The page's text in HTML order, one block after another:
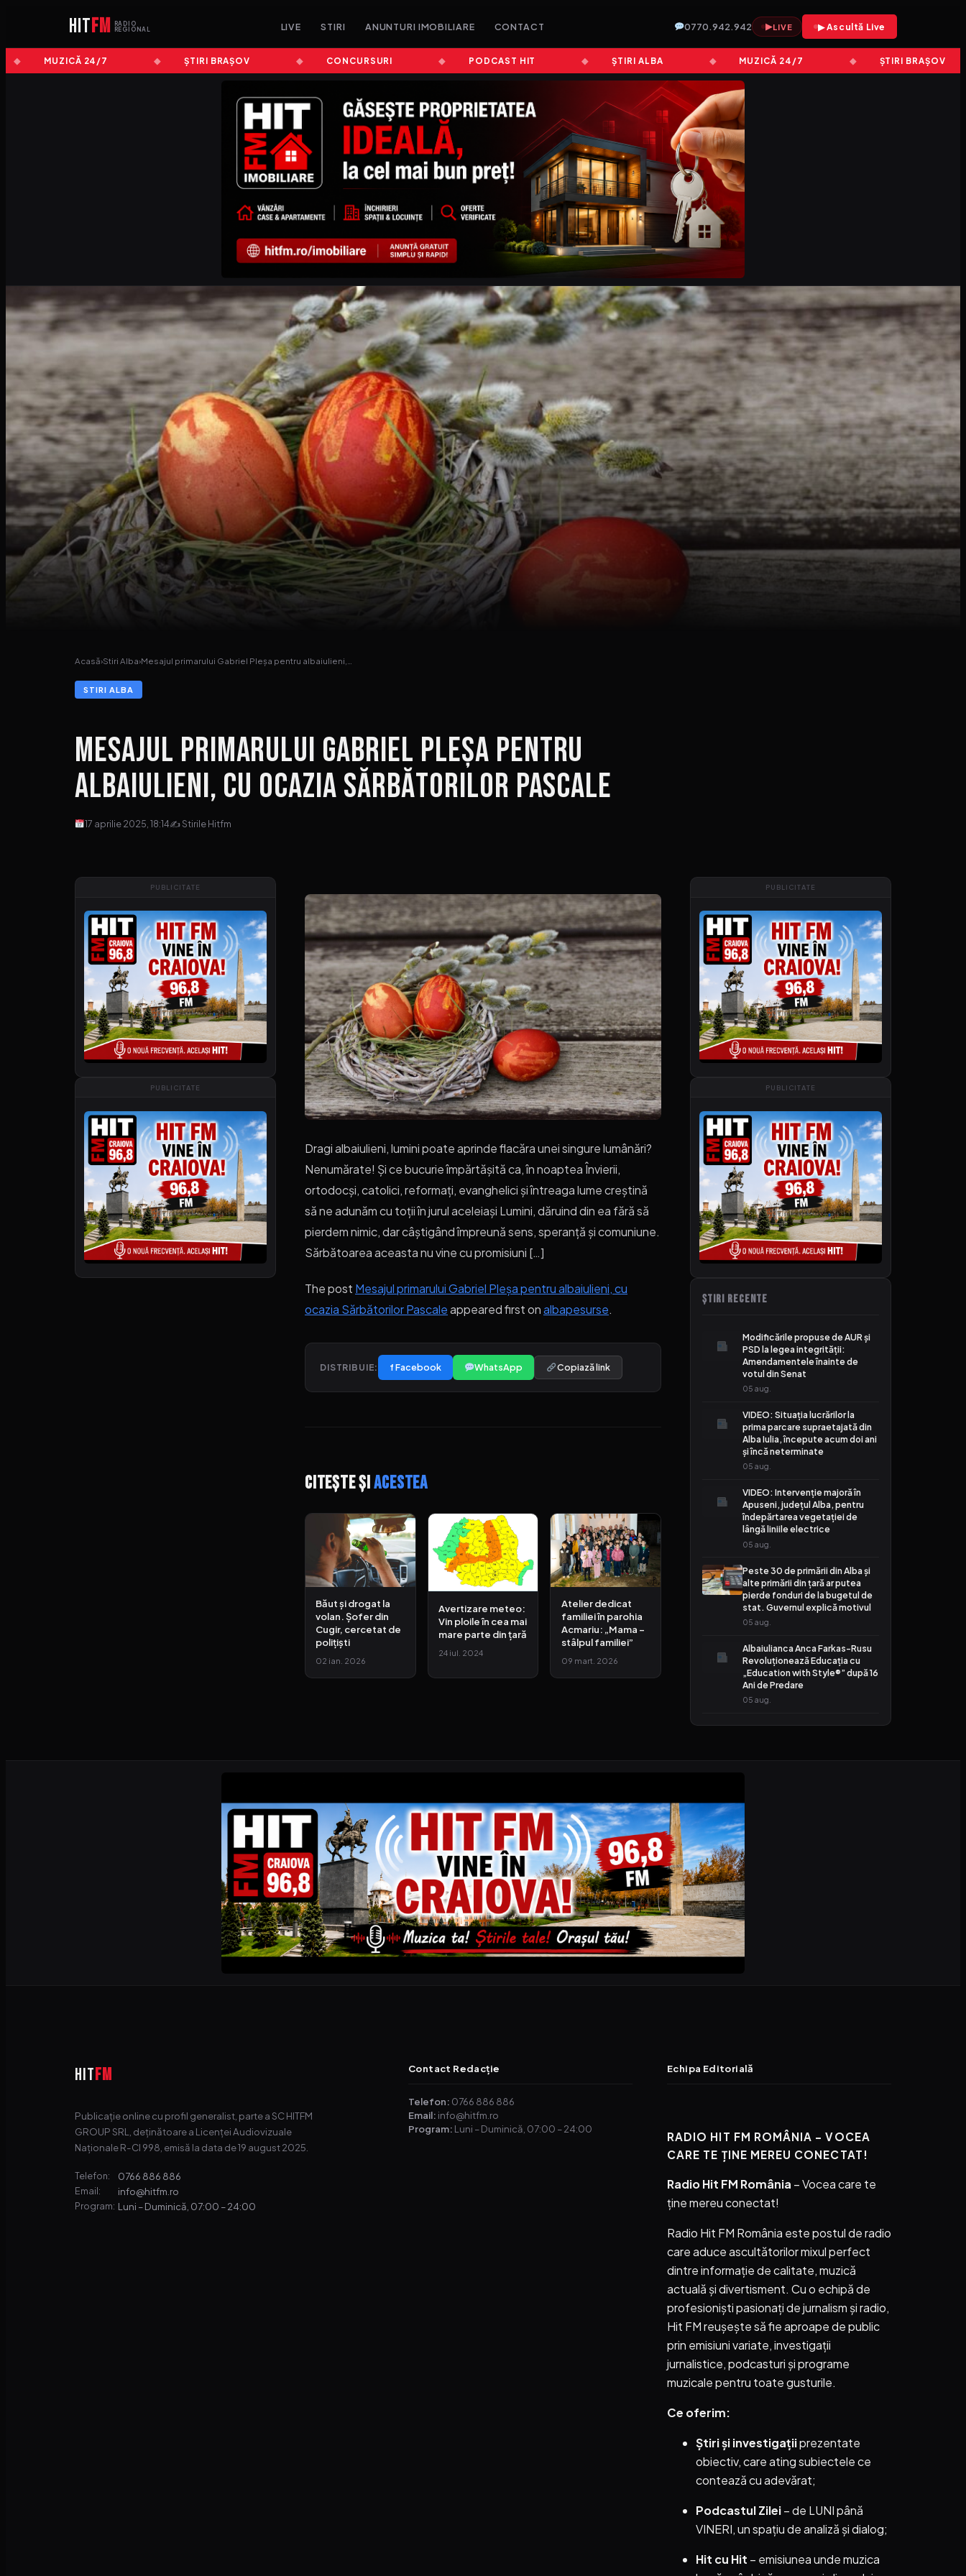
HITFM
RADIO
REGIONAL
LIVE STIRI ANUNTURI IMOBILIARE CONTACT 0770.942.942 ▶LIVE ▶ Ascultă Live
MUZICĂ 24/7 ȘTIRI BRAȘOV CONCURSURI PODCAST HIT ȘTIRI ALBA MUZICĂ 24/7 ȘTIRI BRAȘOV
Acasă›Stiri Alba›Mesajul primarului Gabriel Pleșa pentru albaiulieni,…
STIRI ALBA
Mesajul primarului Gabriel Pleșa pentru
albaiulieni, cu ocazia Sărbătorilor Pascale
17 aprilie 2025, 18:14✍ Stirile Hitfm
PUBLICITATE
PUBLICITATE
Dragi albaiulieni, lumini poate aprinde flacăra unei singure lumânări?
Nenumărate! Și ce bucurie împărtășită ca, în noaptea Învierii,
ortodocși, catolici, reformați, evanghelici și întreaga lume creștină
să ne adunăm cu toții în jurul aceleiași Lumini, dăruind din ea fără să
pierdem nimic, dar câștigând împreună sens, speranță și comuniune.
Sărbătoarea aceasta nu vine cu promisiuni […]
The post Mesajul primarului Gabriel Pleșa pentru albaiulieni, cu
ocazia Sărbătorilor Pascaleappeared first onalbapesurse.
DISTRIBUIE: f Facebook WhatsApp Copiază link
Citește șiacestea
Băut și drogat la
volan. Șofer din
Cugir, cercetat de
polițiști
02 ian. 2026
Avertizare meteo:
Vin ploile în cea mai
mare parte din țară
24 iul. 2024
Atelier dedicat
familiei în parohia
Acmariu: „Mama –
stâlpul familiei”
09 mart. 2026
PUBLICITATE
PUBLICITATE
ȘTIRI RECENTE
Modificările propuse de AUR și
PSD la legea integrității:
Amendamentele înainte de
votul din Senat
05 aug.
VIDEO: Situația lucrărilor la
prima parcare supraetajată din
Alba Iulia, începute acum doi ani
și încă neterminate
05 aug.
VIDEO: Intervenție majoră în
Apuseni, județul Alba, pentru
îndepărtarea vegetației de
lângă liniile electrice
05 aug.
Peste 30 de primării din Alba și
alte primării din țară ar putea
pierde fonduri de la bugetul de
stat. Guvernul explică motivul
05 aug.
Albaiulianca Anca Farkas-Rusu
Revoluționează Educația cu
„Education with Style®” după 16
Ani de Predare
05 aug.
HITFM
Publicație online cu profil generalist, parte a SC HITFM
GROUP SRL, deținătoare a Licenței Audiovizuale
Naționale R-CI 998, emisă la data de 19 august 2025.
Telefon: 0766 886 886
Email: info@hitfm.ro
Program: Luni – Duminică, 07:00 – 24:00
Contact Redacție
Telefon: 0766 886 886
Email: info@hitfm.ro
Program: Luni – Duminică, 07:00 – 24:00
Echipa Editorială
RADIO HIT FM ROMÂNIA – VOCEA
CARE TE ȚINE MEREU CONECTAT!
Radio Hit FM România – Vocea care te
ține mereu conectat!
Radio Hit FM România este postul de radio
care aduce ascultătorilor mixul perfect
dintre informație de calitate, muzică
actuală și divertisment. Cu o echipă de
profesioniști pasionați de jurnalism și radio,
Hit FM reușește să fie aproape de public
prin emisiuni variate, investigații
jurnalistice, podcasturi și programe
muzicale pentru toate gusturile.
Ce oferim:
Știri și investigațiiprezentate
obiectiv, care ating subiectele ce
contează cu adevărat;
Podcastul Zilei– de LUNI până
VINERI, un spațiu de analiză și dialog;
Hit cu Hit – emisiunea unde muzica